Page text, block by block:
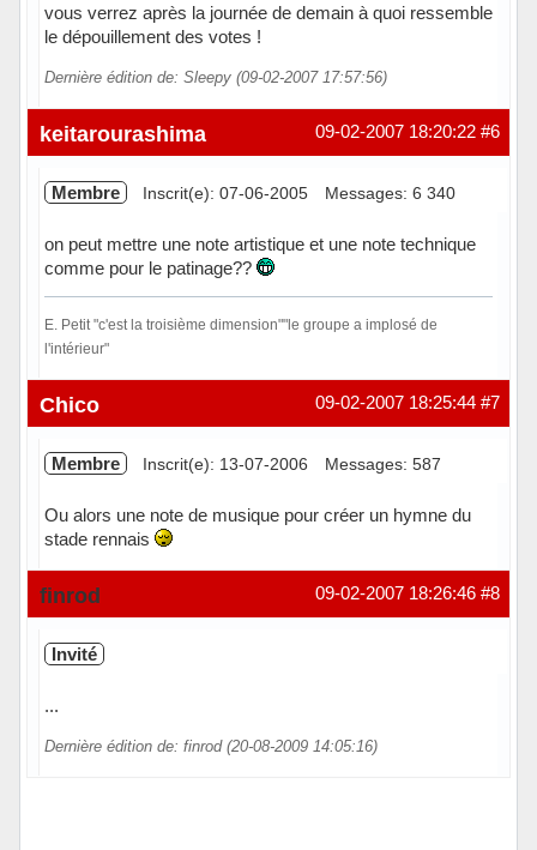
vous verrez après la journée de demain à quoi ressemble
le dépouillement des votes !
Dernière édition de: Sleepy (09-02-2007 17:57:56)
Hors ligne #6
09-02-2007 18:20:22
keitarourashima
Membre Inscrit(e): 07-06-2005 Messages: 6 340
on peut mettre une note artistique et une note technique
comme pour le patinage??
E. Petit "c'est la troisième dimension""le groupe a implosé de
l'intérieur"
Hors ligne #7
09-02-2007 18:25:44
Chico
Membre Inscrit(e): 13-07-2006 Messages: 587
Ou alors une note de musique pour créer un hymne du
stade rennais
Hors ligne #8
09-02-2007 18:26:46
finrod
Invité
...
Dernière édition de: finrod (20-08-2009 14:05:16)